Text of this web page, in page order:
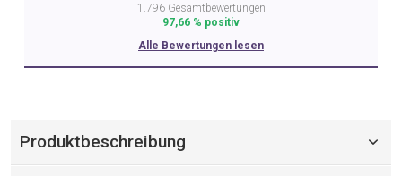
1.796 Gesamtbewertungen
97,66 % positiv
Alle Bewertungen lesen
Produktbeschreibung